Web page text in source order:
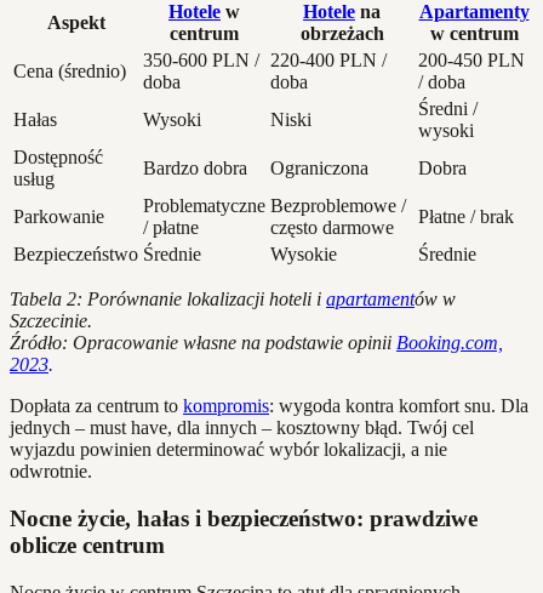
Aspekt
Hotele w
centrum
Hotele na
obrzeżach
Apartamenty
w centrum
Cena (średnio)
350-600 PLN /
doba
220-400 PLN /
doba
200-450 PLN
/ doba
Hałas
Wysoki Niski
Średni /
wysoki
Dostępność
usług
Bardzo dobra Ograniczona Dobra
Parkowanie
Problematyczne
/ płatne
Bezproblemowe /
często darmowe
Płatne / brak
Bezpieczeństwo Średnie Wysokie Średnie
Tabela 2: Porównanie lokalizacji hoteli i apartamentów w
Szczecinie.
Źródło: Opracowanie własne na podstawie opinii Booking.com,
2023.
Dopłata za centrum to kompromis: wygoda kontra komfort snu. Dla
jednych – must have, dla innych – kosztowny błąd. Twój cel
wyjazdu powinien determinować wybór lokalizacji, a nie
odwrotnie.
Nocne życie, hałas i bezpieczeństwo: prawdziwe
oblicze centrum